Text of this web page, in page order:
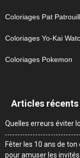
Coloriages Pat
Coloriages Yo-Kai
Coloriages Pokemon
Articles récents
Quelles erreurs éviter
Fêter les 10 ans de
pour amuser les invités